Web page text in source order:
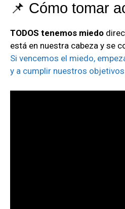
📌 Cómo tomar
TODOS tenemos miedo
está en nuestra cabeza y se
Si vencemos el miedo,
y a cumplir nuestros objetivos